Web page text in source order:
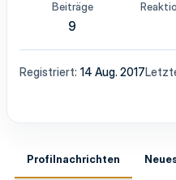
Beiträge
9
Registriert 14 Aug. 2017
Profilnachrichten